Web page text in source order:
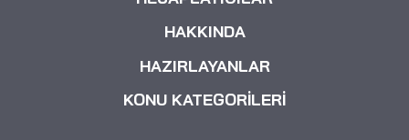
HAKKINDA
HAZIRLAYANLAR
KONU KATEGORİLERİ